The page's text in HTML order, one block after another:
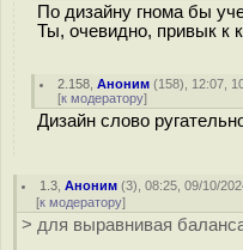
По дизайну гнома бы
Ты, очевидно, привык к
2.158 ,Аноним (158), 12:07,
[к модератору]
Дизайн слово
1.3 ,Аноним (3), 08:25, 09/10/
[к модератору]
> для выравнивая